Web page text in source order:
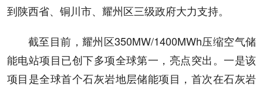
到陕西省、铜川市、耀州区三级政府大力支持。
截至目前，耀州区350MW/1400MWh压缩空气储
能电站项目已创下多项全球第一，亮点突出。一是该
项目是全球首个石灰岩地层储能项目，首次在石灰岩